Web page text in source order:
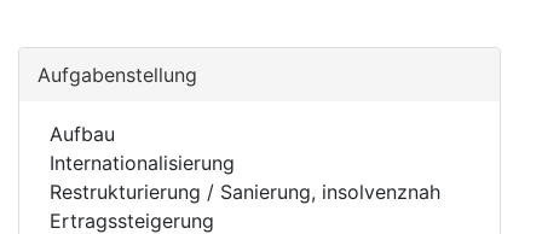
Aufgabenstellung
Aufbau
Internationalisierung
Restrukturierung / Sanierung, insolvenznah
Ertragssteigerung